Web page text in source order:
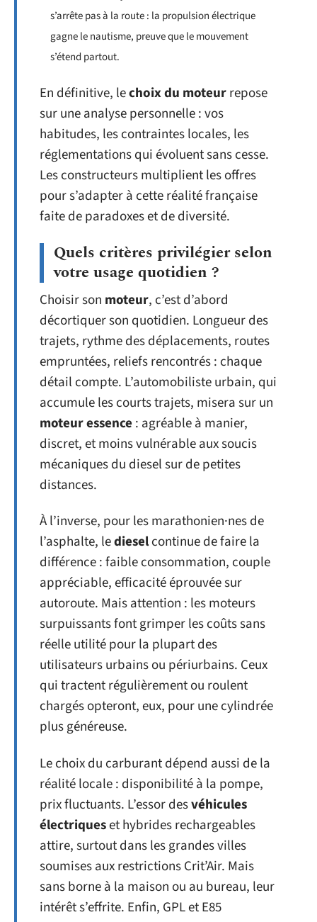
s’arrête pas à la route : la propulsion électrique
gagne le nautisme, preuve que le mouvement
s’étend partout.
En définitive, lechoix du moteurrepose
sur une analyse personnelle : vos
habitudes, les contraintes locales, les
réglementations qui évoluent sans cesse.
Les constructeurs multiplient les offres
pour s’adapter à cette réalité française
faite de paradoxes et de diversité.
Quels critères privilégier selon
votre usage quotidien ?
Choisir son moteur, c’est d’abord
décortiquer son quotidien. Longueur des
trajets, rythme des déplacements, routes
empruntées, reliefs rencontrés : chaque
détail compte. L’automobiliste urbain, qui
accumule les courts trajets, misera sur un
moteur essence : agréable à manier,
discret, et moins vulnérable aux soucis
mécaniques du diesel sur de petites
distances.
À l’inverse, pour les marathonien·nes de
l’asphalte, ledieselcontinue de faire la
différence : faible consommation, couple
appréciable, efficacité éprouvée sur
autoroute. Mais attention : les moteurs
surpuissants font grimper les coûts sans
réelle utilité pour la plupart des
utilisateurs urbains ou périurbains. Ceux
qui tractent régulièrement ou roulent
chargés opteront, eux, pour une cylindrée
plus généreuse.
Le choix du carburant dépend aussi de la
réalité locale : disponibilité à la pompe,
prix fluctuants. L’essor desvéhicules
électriqueset hybrides rechargeables
attire, surtout dans les grandes villes
soumises aux restrictions Crit’Air. Mais
sans borne à la maison ou au bureau, leur
intérêt s’effrite. Enfin, GPL et E85